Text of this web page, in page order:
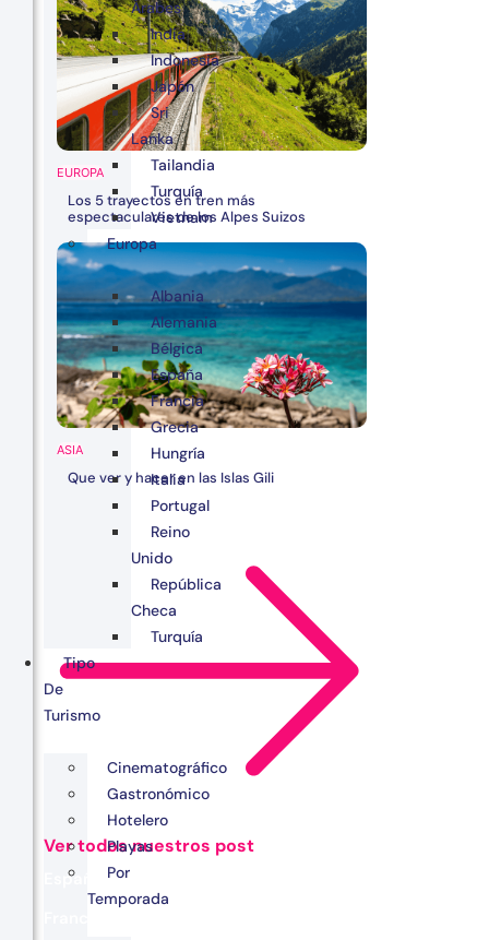
EUROPA
Los 5 trayectos en tren más
espectaculares de los Alpes Suizos
ASIA
Que ver y hacer en las Islas Gili
Ver todos nuestros post
España
Árabes
India
Indonesia
Japón
Sri
Lanka
Tailandia
Turquía
Vietnam
Europa
Albania
Alemania
Bélgica
España
Francia
Grecia
Hungría
Italia
Portugal
Reino
Unido
República
Checa
Turquía
Tipo
De
Turismo
Cinematográfico
Gastronómico
Hotelero
Playas
Por
Temporada